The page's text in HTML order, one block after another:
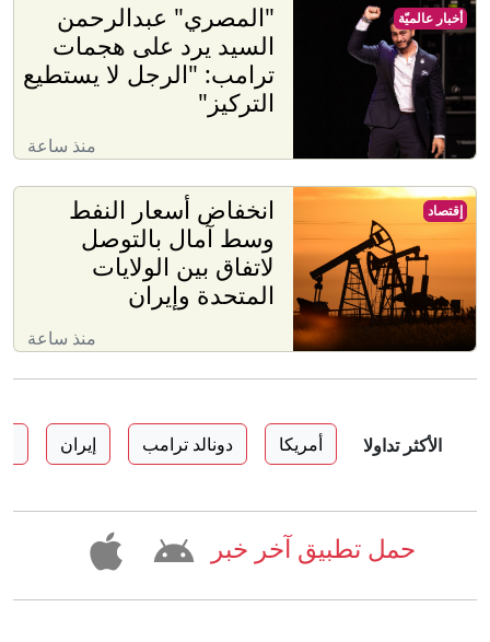
"المصري" عبدالرحمن
السيد يرد على هجمات
ترامب: "الرجل لا يستطيع
التركيز"
منذ ساعة
أخبار عالميّة
انخفاض أسعار النفط
وسط آمال بالتوصل
لاتفاق بين الولايات
المتحدة وإيران
منذ ساعة
إقتصاد
الأكثر تداولا أمريكا دونالد ترامب إيران
حمل تطبيق آخر خبر